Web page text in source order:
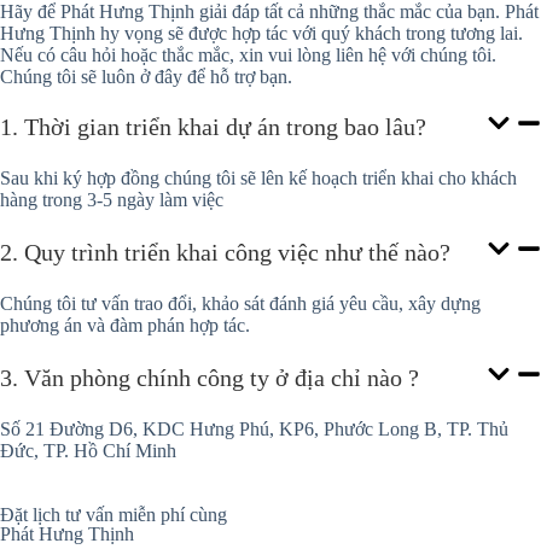
Hãy để Phát Hưng Thịnh giải đáp tất cả những thắc mắc của bạn. Phát
Hưng Thịnh hy vọng sẽ được hợp tác với quý khách trong tương lai.
Nếu có câu hỏi hoặc thắc mắc, xin vui lòng liên hệ với chúng tôi.
Chúng tôi sẽ luôn ở đây để hỗ trợ bạn.
1. Thời gian triển khai dự án trong bao lâu?
Sau khi ký hợp đồng chúng tôi sẽ lên kế hoạch triển khai cho khách
hàng trong 3-5 ngày làm việc
2. Quy trình triển khai công việc như thế nào?
Chúng tôi tư vấn trao đổi, khảo sát đánh giá yêu cầu, xây dựng
phương án và đàm phán hợp tác.
3. Văn phòng chính công ty ở địa chỉ nào ?
Số 21 Đường D6, KDC Hưng Phú, KP6, Phước Long B, TP. Thủ
Đức, TP. Hồ Chí Minh
Đặt lịch tư vấn miễn phí cùng
Phát Hưng Thịnh